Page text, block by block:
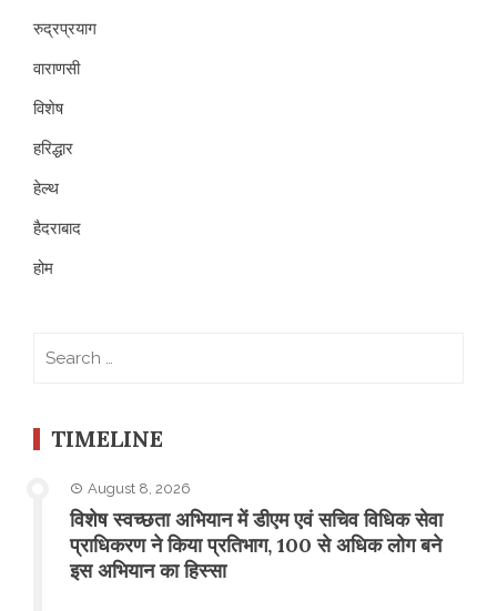
रुद्रप्रयाग
वाराणसी
विशेष
हरिद्धार
हेल्थ
हैदराबाद
होम
TIMELINE
August 8, 2026
विशेष स्वच्छता अभियान में डीएम एवं सचिव विधिक सेवा
प्राधिकरण ने किया प्रतिभाग, 100 से अधिक लोग बने
इस अभियान का हिस्सा